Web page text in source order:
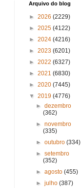
Arquivo do blog
► 2026 (2229)
► 2025 (4122)
► 2024 (4216)
► 2023 (6201)
► 2022 (6327)
► 2021 (6830)
► 2020 (7445)
▼ 2019 (4776)
► dezembro
(362)
► novembro
(335)
► outubro (334)
► setembro
(352)
► agosto (455)
► julho (387)